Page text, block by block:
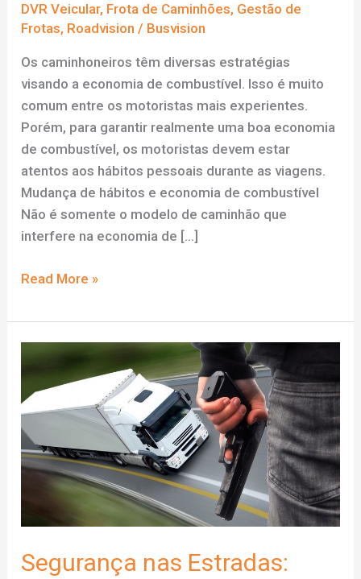
DVR Veicular, Frota de Caminhões, Gestão de
Frotas, Roadvision / Busvision
Os caminhoneiros têm diversas estratégias
visando a economia de combustível. Isso é muito
comum entre os motoristas mais experientes.
Porém, para garantir realmente uma boa economia
de combustível, os motoristas devem estar
atentos aos hábitos pessoais durante as viagens.
Mudança de hábitos e economia de combustível
Não é somente o modelo de caminhão que
interfere na economia de […]
Como
hábitos
dos
motoristas
afetam
a
economia
de
combustível?
Read More »
Segurança nas Estradas: